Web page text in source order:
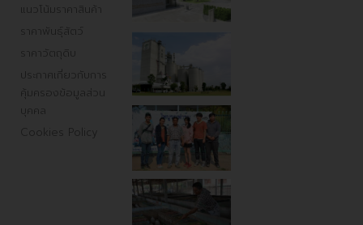
แนวโน้มราคาสินค้า
ราคาพันธ์ุสัตว์
ราคาวัตถุดิบ
ประกาศเกี่ยวกับการ
คุ้มครองข้อมูลส่วน
บุคคล
Cookies Policy